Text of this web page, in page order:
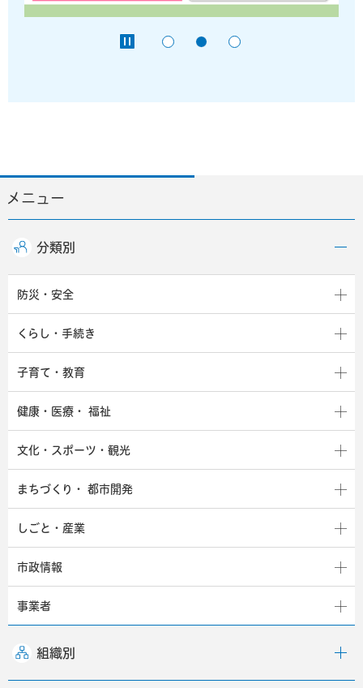
メニュー
分類別
防災・安全
くらし・手続き
子育て・教育
健康・医療・ 福祉
文化・スポーツ・観光
まちづくり・ 都市開発
しごと・産業
市政情報
事業者
組織別